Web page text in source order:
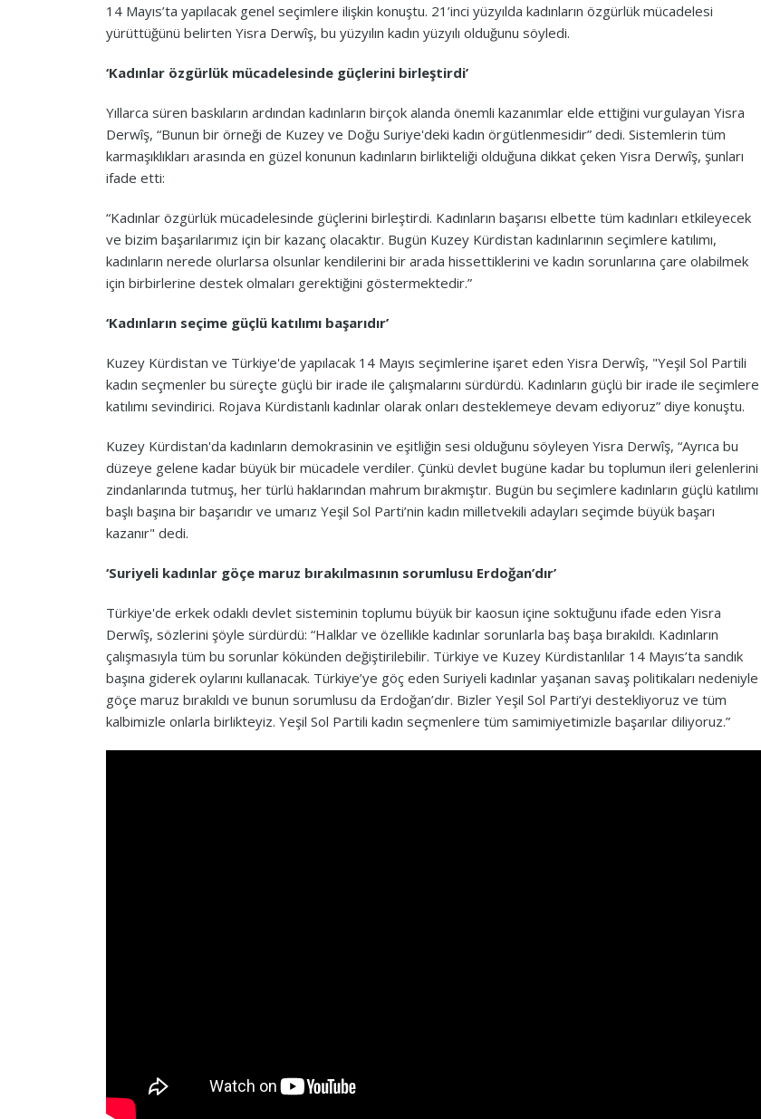
14 Mayıs’ta yapılacak genel seçimlere ilişkin konuştu. 21’inci yüzyılda kadınların özgürlük mücadelesi
yürüttüğünü belirten Yisra Derwîş, bu yüzyılın kadın yüzyılı olduğunu söyledi.
‘Kadınlar özgürlük mücadelesinde güçlerini birleştirdi’
Yıllarca süren baskıların ardından kadınların birçok alanda önemli kazanımlar elde ettiğini vurgulayan Yisra
Derwîş, “Bunun bir örneği de Kuzey ve Doğu Suriye'deki kadın örgütlenmesidir” dedi. Sistemlerin tüm
karmaşıklıkları arasında en güzel konunun kadınların birlikteliği olduğuna dikkat çeken Yisra Derwîş, şunları
ifade etti:
“Kadınlar özgürlük mücadelesinde güçlerini birleştirdi. Kadınların başarısı elbette tüm kadınları etkileyecek
ve bizim başarılarımız için bir kazanç olacaktır. Bugün Kuzey Kürdistan kadınlarının seçimlere katılımı,
kadınların nerede olurlarsa olsunlar kendilerini bir arada hissettiklerini ve kadın sorunlarına çare olabilmek
için birbirlerine destek olmaları gerektiğini göstermektedir.”
‘Kadınların seçime güçlü katılımı başarıdır’
Kuzey Kürdistan ve Türkiye'de yapılacak 14 Mayıs seçimlerine işaret eden Yisra Derwîş, "Yeşil Sol Partili
kadın seçmenler bu süreçte güçlü bir irade ile çalışmalarını sürdürdü. Kadınların güçlü bir irade ile seçimlere
katılımı sevindirici. Rojava Kürdistanlı kadınlar olarak onları desteklemeye devam ediyoruz” diye konuştu.
Kuzey Kürdistan'da kadınların demokrasinin ve eşitliğin sesi olduğunu söyleyen Yisra Derwîş, “Ayrıca bu
düzeye gelene kadar büyük bir mücadele verdiler. Çünkü devlet bugüne kadar bu toplumun ileri gelenlerini
zindanlarında tutmuş, her türlü haklarından mahrum bırakmıştır. Bugün bu seçimlere kadınların güçlü katılımı
başlı başına bir başarıdır ve umarız Yeşil Sol Parti’nin kadın milletvekili adayları seçimde büyük başarı
kazanır" dedi.
‘Suriyeli kadınlar göçe maruz bırakılmasının sorumlusu Erdoğan’dır’
Türkiye'de erkek odaklı devlet sisteminin toplumu büyük bir kaosun içine soktuğunu ifade eden Yisra
Derwîş, sözlerini şöyle sürdürdü: “Halklar ve özellikle kadınlar sorunlarla baş başa bırakıldı. Kadınların
çalışmasıyla tüm bu sorunlar kökünden değiştirilebilir. Türkiye ve Kuzey Kürdistanlılar 14 Mayıs’ta sandık
başına giderek oylarını kullanacak. Türkiye’ye göç eden Suriyeli kadınlar yaşanan savaş politikaları nedeniyle
göçe maruz bırakıldı ve bunun sorumlusu da Erdoğan’dır. Bizler Yeşil Sol Parti’yi destekliyoruz ve tüm
kalbimizle onlarla birlikteyiz. Yeşil Sol Partili kadın seçmenlere tüm samimiyetimizle başarılar diliyoruz.”